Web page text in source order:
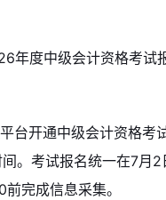
年度中级会计资格考试
台开通中级会计资格考
。考试报名统一在7月
完成信息采集。